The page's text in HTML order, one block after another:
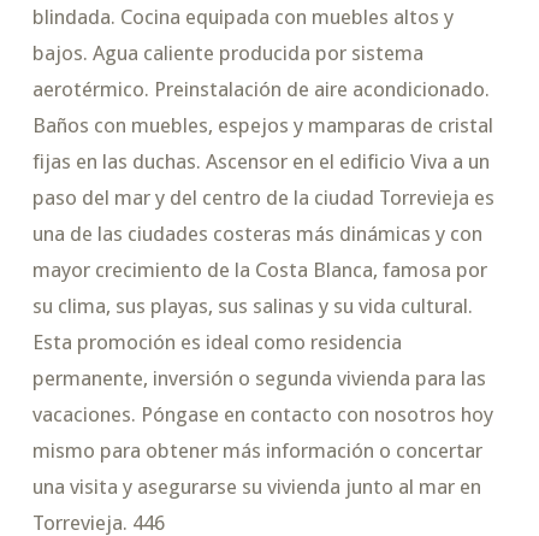
blindada. Cocina equipada con muebles altos y
bajos. Agua caliente producida por sistema
aerotérmico. Preinstalación de aire acondicionado.
Baños con muebles, espejos y mamparas de cristal
fijas en las duchas. Ascensor en el edificio Viva a un
paso del mar y del centro de la ciudad Torrevieja es
una de las ciudades costeras más dinámicas y con
mayor crecimiento de la Costa Blanca, famosa por
su clima, sus playas, sus salinas y su vida cultural.
Esta promoción es ideal como residencia
permanente, inversión o segunda vivienda para las
vacaciones. Póngase en contacto con nosotros hoy
mismo para obtener más información o concertar
una visita y asegurarse su vivienda junto al mar en
Torrevieja. 446